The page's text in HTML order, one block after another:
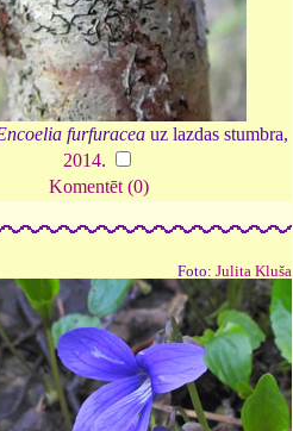
furfuraceauz lazdas stumbra,
2014.
Komentēt (0)
Foto: Julita Kluša